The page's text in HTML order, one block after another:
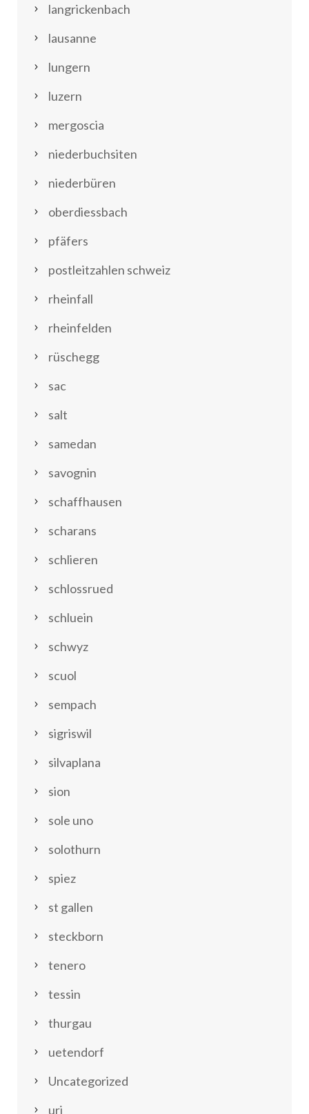
langrickenbach
lausanne
lungern
luzern
mergoscia
niederbuchsiten
niederbüren
oberdiessbach
pfäfers
postleitzahlen schweiz
rheinfall
rheinfelden
rüschegg
sac
salt
samedan
savognin
schaffhausen
scharans
schlieren
schlossrued
schluein
schwyz
scuol
sempach
sigriswil
silvaplana
sion
sole uno
solothurn
spiez
st gallen
steckborn
tenero
tessin
thurgau
uetendorf
Uncategorized
uri